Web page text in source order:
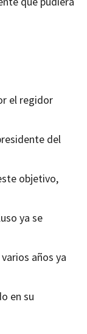
el regidor
del
objetivo,
ya se
años ya
en su